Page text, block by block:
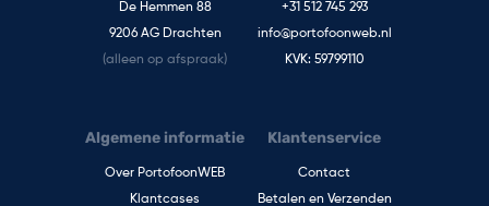
De Hemmen 88
9206 AG Drachten
(alleen op afspraak)
+31 512 745 293
info@portofoonweb.nl
KVK: 59799110
Algemene informatie
Over PortofoonWEB
Klantcases
Klantenservice
Contact
Betalen en Verzenden